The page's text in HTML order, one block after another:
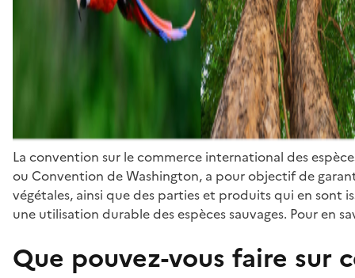
La convention sur le commerce international des
ou Convention de Washington, a pour objectif de
végétales, ainsi que des parties et produits qui en sont
une utilisation durable des espèces sauvages. Pour en
Que pouvez-vous faire sur